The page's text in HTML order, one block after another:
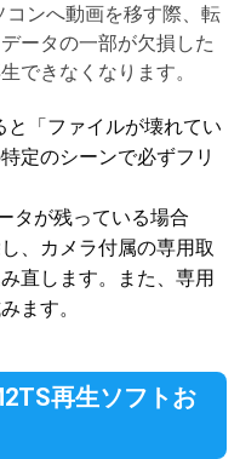
コンへ動画を移す際、転
ータの一部が欠損した
できなくなります。
と「ファイルが壊れてい
定のシーンで必ずフリ
タが残っている場合
、カメラ付属の専用取
直します。また、専用
ます。
再生ソフトお